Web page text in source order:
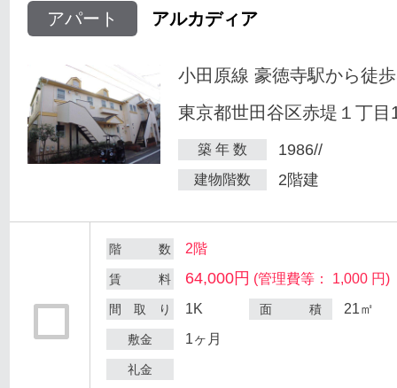
アパート アルカディア
小田原線 豪徳寺駅から徒
東京都世田谷区赤堤１丁目
築 年 数 1986//
建物階数 2階建
階 数 2階
賃 料 64,000円 (管理費等： 1,000 円)
間 取 り 1K 面 積 21㎡
敷金 1ヶ月
礼金